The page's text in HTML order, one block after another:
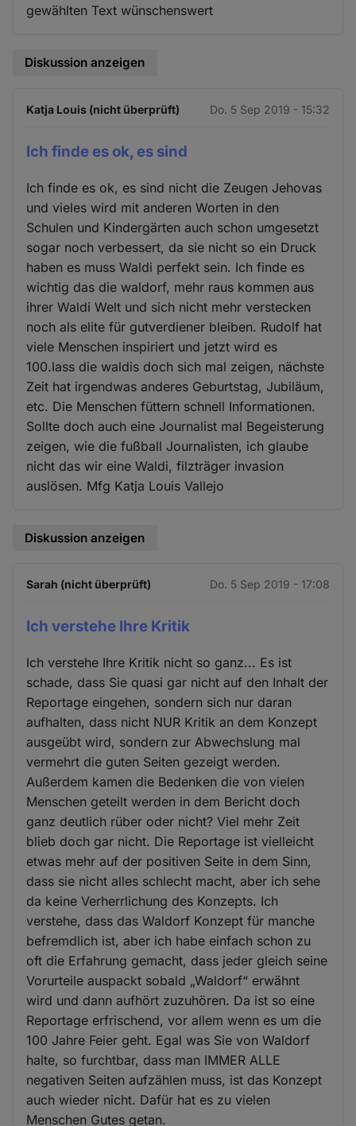
gewählten Text wünschenswert
Diskussion anzeigen
Katja Louis (nicht überprüft) Do. 5 Sep 2019 - 15:32
Ich finde es ok, es sind
Ich finde es ok, es sind nicht die Zeugen Jehovas
und vieles wird mit anderen Worten in den
Schulen und Kindergärten auch schon umgesetzt
sogar noch verbessert, da sie nicht so ein Druck
haben es muss Waldi perfekt sein. Ich finde es
wichtig das die waldorf, mehr raus kommen aus
ihrer Waldi Welt und sich nicht mehr verstecken
noch als elite für gutverdiener bleiben. Rudolf hat
viele Menschen inspiriert und jetzt wird es
100.lass die waldis doch sich mal zeigen, nächste
Zeit hat irgendwas anderes Geburtstag, Jubiläum,
etc. Die Menschen füttern schnell Informationen.
Sollte doch auch eine Journalist mal Begeisterung
zeigen, wie die fußball Journalisten, ich glaube
nicht das wir eine Waldi, filzträger invasion
auslösen. Mfg Katja Louis Vallejo
Diskussion anzeigen
Sarah (nicht überprüft) Do. 5 Sep 2019 - 17:08
Ich verstehe Ihre Kritik
Ich verstehe Ihre Kritik nicht so ganz... Es ist
schade, dass Sie quasi gar nicht auf den Inhalt der
Reportage eingehen, sondern sich nur daran
aufhalten, dass nicht NUR Kritik an dem Konzept
ausgeübt wird, sondern zur Abwechslung mal
vermehrt die guten Seiten gezeigt werden.
Außerdem kamen die Bedenken die von vielen
Menschen geteilt werden in dem Bericht doch
ganz deutlich rüber oder nicht? Viel mehr Zeit
blieb doch gar nicht. Die Reportage ist vielleicht
etwas mehr auf der positiven Seite in dem Sinn,
dass sie nicht alles schlecht macht, aber ich sehe
da keine Verherrlichung des Konzepts. Ich
verstehe, dass das Waldorf Konzept für manche
befremdlich ist, aber ich habe einfach schon zu
oft die Erfahrung gemacht, dass jeder gleich seine
Vorurteile auspackt sobald „Waldorf“ erwähnt
wird und dann aufhört zuzuhören. Da ist so eine
Reportage erfrischend, vor allem wenn es um die
100 Jahre Feier geht. Egal was Sie von Waldorf
halte, so furchtbar, dass man IMMER ALLE
negativen Seiten aufzählen muss, ist das Konzept
auch wieder nicht. Dafür hat es zu vielen
Menschen Gutes getan.